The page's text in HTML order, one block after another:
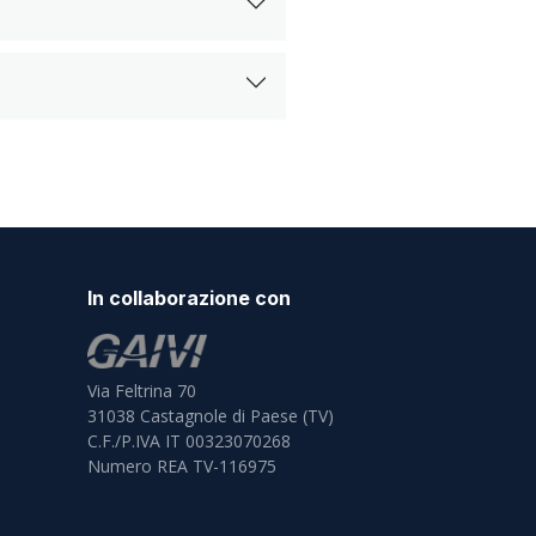
In collaborazione con
Via Feltrina 70
31038 Castagnole di Paese (TV)
C.F./P.IVA IT 00323070268
Numero REA TV-116975